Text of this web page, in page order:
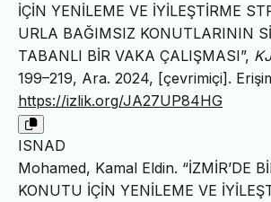
İÇİN YENİLEME VE İYİLEŞTİRME
URLA BAĞIMSIZ KONUTLARININ
TABANLI BİR VAKA ÇALIŞMASI”,
199–219, Ara. 2024, [çevrimiçi].
https://izlik.org/JA27UP84HG
ISNAD
Mohamed, Kamal Eldin. “İZMİR’DE
KONUTU İÇİN YENİLEME VE